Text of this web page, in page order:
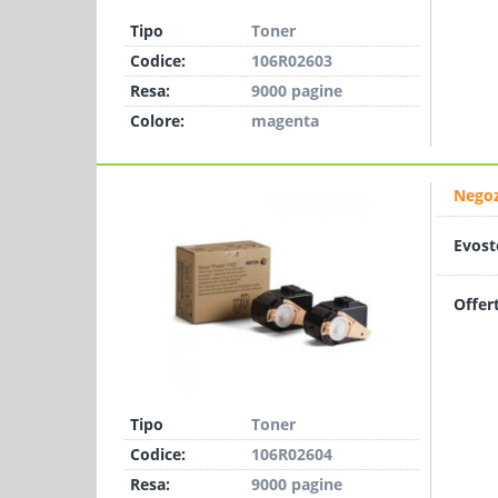
Tipo
Toner
Codice:
106R02603
Resa:
9000 pagine
Colore:
magenta
Tipo
Toner
Codice:
106R02604
Resa:
9000 pagine